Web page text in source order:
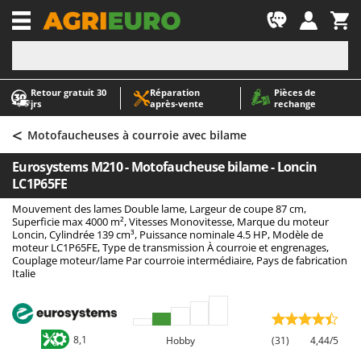
Retour gratuit 30
jrs
Réparation
après‑vente
Pièces de
rechange
-1
A
Abris de jardin
Accessoires pour tracteurs tondeuses autoportés
Aérateurs Scarificateurs pour gazon
Arracheuses de pommes de terre pour tracteur
Aspirateurs - Balais Électriques
Aspirateurs à cendres
Aspirateurs à feuilles sur roues
Aspirateurs Multifonctions
Atomiseurs agricoles pour tracteurs
Atomiseurs pour traitements
A
AgriEuro Premium
AgriEuro TOP-LINE
AGT
Aima
Airmec
AL-KO
Alpina
Ama
< Motofaucheuses à courroie avec bilame
Eurosystems M210 - Motofaucheuse bilame - Loncin
LC1P65FE
Mouvement des lames Double lame, Largeur de coupe 87 cm,
Superficie max 4000 m², Vitesses Monovitesse, Marque du moteur
Loncin, Cylindrée 139 cm³, Puissance nominale 4.5 HP, Modèle de
moteur LC1P65FE, Type de transmission À courroie et engrenages,
Couplage moteur/lame Par courroie intermédiaire, Pays de fabrication
Italie
8,1 Hobby (31) 4,44/5